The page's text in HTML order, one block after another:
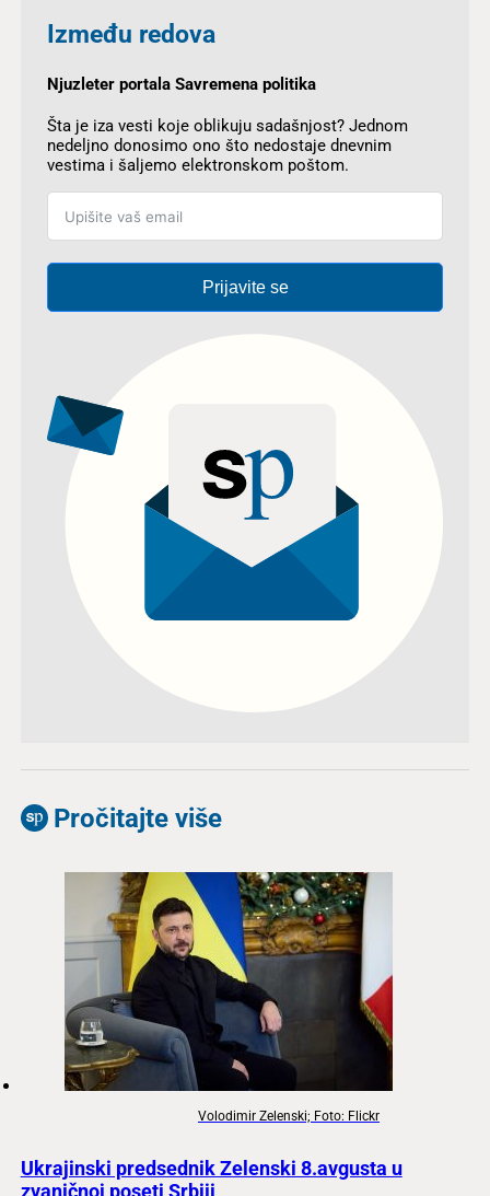
Između redova
Njuzleter portala Savremena politika
Šta je iza vesti koje oblikuju sadašnjost? Jednom
nedeljno donosimo ono što nedostaje dnevnim
vestima i šaljemo elektronskom poštom.
Prijavite se
Pročitajte više
Volodimir Zelenski; Foto: Flickr
Ukrajinski predsednik Zelenski 8.avgusta u
zvaničnoj poseti Srbiji